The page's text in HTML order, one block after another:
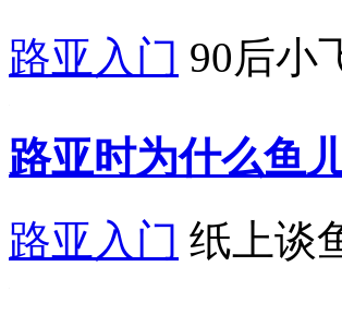
路亚入门 90后小
路亚时为什么鱼
路亚入门 纸上谈